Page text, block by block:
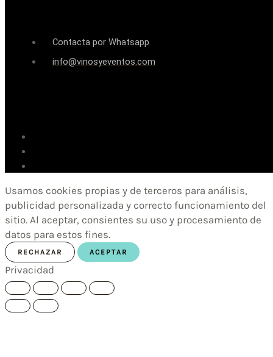
Contacta por Whatsapp
info@vinosyeventos.com
Usamos cookies propias y de terceros para análisis,
publicidad personalizada y correcto funcionamiento del
sitio. Al aceptar, consientes su uso y procesamiento de
datos para estos fines.
RECHAZAR ACEPTAR
Privacidad